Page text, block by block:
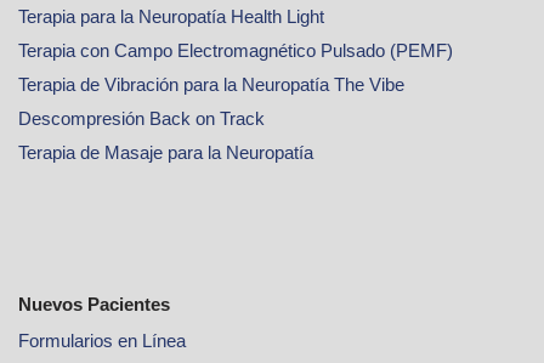
Terapia para la Neuropatía Health Light
Terapia con Campo Electromagnético Pulsado (PEMF)
Terapia de Vibración para la Neuropatía The Vibe
Descompresión Back on Track
Terapia de Masaje para la Neuropatía
Nuevos Pacientes
Formularios en Línea